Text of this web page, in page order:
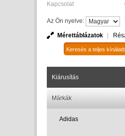
Kapcsolat
Az Ön nyelve:
Mérettáblázatok
Kiárusítás
Márkák
Adidas